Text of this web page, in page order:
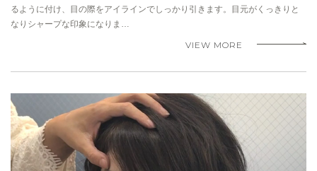
るように付け、目の際をアイラインでしっかり引きます。目元がくっきりと
なりシャープな印象になりま…
VIEW MORE